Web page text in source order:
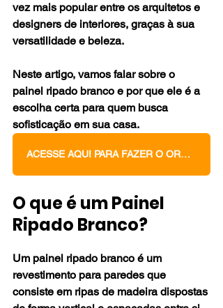
vez mais popular entre os arquitetos e
designers de interiores, graças à sua
versatilidade e beleza.
Neste artigo, vamos falar sobre o
painel ripado branco e por que ele é a
escolha certa para quem busca
sofisticação em sua casa.
ACESSE AQUI PARA FAZER O ORÇAMENTO DOS SEUS MÓVEIS PLANEJADOS
O que é um Painel
Ripado Branco?
Um painel ripado branco é um
revestimento para paredes que
consiste em ripas de madeira dispostas